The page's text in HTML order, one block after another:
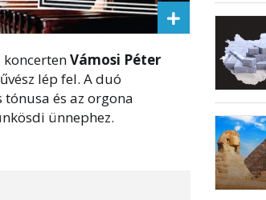
koncertenVámosi Péter
lép fel. A duó
és az orgona
ünnephez.